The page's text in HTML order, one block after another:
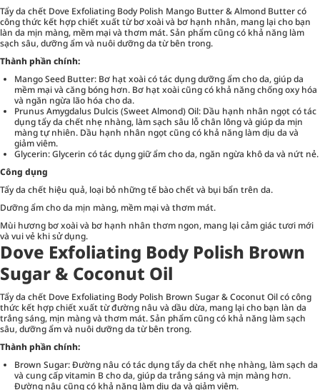
Tẩy da chết Dove Exfoliating Body Polish Mango Butter & Almond Butter có
công thức kết hợp chiết xuất từ bơ xoài và bơ hạnh nhân, mang lại cho bạn
làn da mịn màng, mềm mại và thơm mát. Sản phẩm cũng có khả năng làm
sạch sâu, dưỡng ẩm và nuôi dưỡng da từ bên trong.
Thành phần chính:
Mango Seed Butter: Bơ hạt xoài có tác dụng dưỡng ẩm cho da, giúp da
mềm mại và căng bóng hơn. Bơ hạt xoài cũng có khả năng chống oxy hóa
và ngăn ngừa lão hóa cho da.
Prunus Amygdalus Dulcis (Sweet Almond) Oil: Dầu hạnh nhân ngọt có tác
dụng tẩy da chết nhẹ nhàng, làm sạch sâu lỗ chân lông và giúp da mịn
màng tự nhiên. Dầu hạnh nhân ngọt cũng có khả năng làm dịu da và
giảm viêm.
Glycerin: Glycerin có tác dụng giữ ẩm cho da, ngăn ngừa khô da và nứt nẻ.
Công dụng
Tẩy da chết hiệu quả, loại bỏ những tế bào chết và bụi bẩn trên da.
Dưỡng ẩm cho da mịn màng, mềm mại và thơm mát.
Mùi hương bơ xoài và bơ hạnh nhân thơm ngon, mang lại cảm giác tươi mới
và vui vẻ khi sử dụng.
Dove Exfoliating Body Polish Brown
Sugar & Coconut Oil
Tẩy da chết Dove Exfoliating Body Polish Brown Sugar & Coconut Oil có công
thức kết hợp chiết xuất từ đường nâu và dầu dừa, mang lại cho bạn làn da
trắng sáng, mịn màng và thơm mát. Sản phẩm cũng có khả năng làm sạch
sâu, dưỡng ẩm và nuôi dưỡng da từ bên trong.
Thành phần chính:
Brown Sugar: Đường nâu có tác dụng tẩy da chết nhẹ nhàng, làm sạch da
và cung cấp vitamin B cho da, giúp da trắng sáng và mịn màng hơn.
Đường nâu cũng có khả năng làm dịu da và giảm viêm.